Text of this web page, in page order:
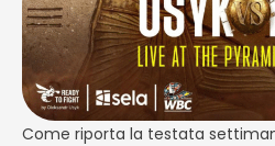
Come riporta la testata